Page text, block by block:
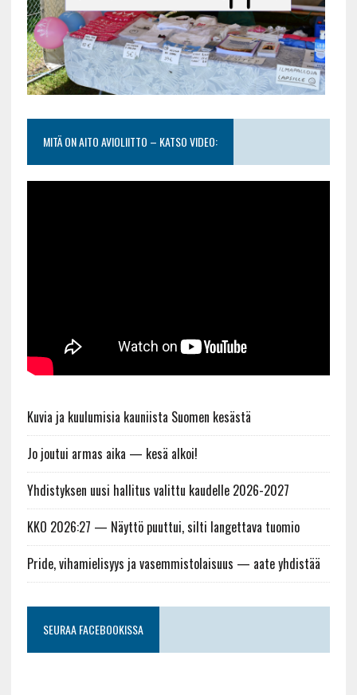
MITÄ ON AITO AVIOLIITTO – KATSO VIDEO:
Kuvia ja kuulumisia kauniista Suomen kesästä
Jo joutui armas aika — kesä alkoi!
Yhdistyksen uusi hallitus valittu kaudelle 2026-2027
KKO 2026:27 — Näyttö puuttui, silti langettava tuomio
Pride, vihamielisyys ja vasemmistolaisuus — aate yhdistää
SEURAA FACEBOOKISSA